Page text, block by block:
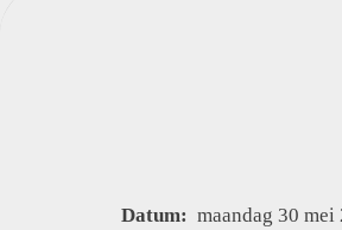
Datum: maandag 30 mei